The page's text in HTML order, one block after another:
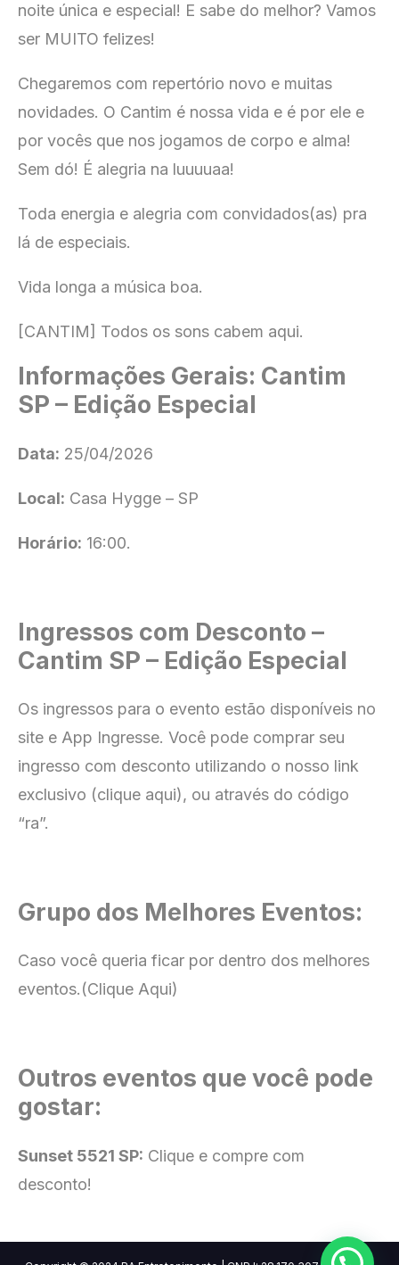
noite única e especial! E sabe do melhor? Vamos
ser MUITO felizes!
Chegaremos com repertório novo e muitas
novidades. O Cantim é nossa vida e é por ele e
por vocês que nos jogamos de corpo e alma!
Sem dó! É alegria na luuuuaa!
Toda energia e alegria com convidados(as) pra
lá de especiais.
Vida longa a música boa.
[CANTIM] Todos os sons cabem aqui.
Informações Gerais: Cantim
SP – Edição Especial
Data: 25/04/2026
Local: Casa Hygge – SP
Horário: 16:00.
Ingressos com Desconto –
Cantim SP – Edição Especial
Os ingressos para o evento estão disponíveis no
site e App Ingresse. Você pode comprar seu
ingresso com desconto utilizando o nosso link
exclusivo (clique aqui), ou através do código
“ra”.
Grupo dos Melhores Eventos:
Caso você queria ficar por dentro dos melhores
eventos.(Clique Aqui)
Outros eventos que você pode
gostar:
Sunset 5521 SP: Clique e compre com
desconto!